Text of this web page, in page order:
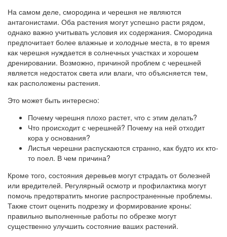
На самом деле, смородина и черешня не являются
антагонистами. Оба растения могут успешно расти рядом,
однако важно учитывать условия их содержания. Смородина
предпочитает более влажные и холодные места, в то время
как черешня нуждается в солнечных участках и хорошем
дренировании. Возможно, причиной проблем с черешней
является недостаток света или влаги, что объясняется тем,
как расположены растения.
Это может быть интересно:
Почему черешня плохо растет, что с этим делать?
Что происходит с черешней? Почему на ней отходит
кора у основания?
Листья черешни распускаются странно, как будто их кто-
то поел. В чем причина?
Кроме того, состояния деревьев могут страдать от болезней
или вредителей. Регулярный осмотр и профилактика могут
помочь предотвратить многие распространенные проблемы.
Также стоит оценить подрезку и формирование кроны:
правильно выполненные работы по обрезке могут
существенно улучшить состояние ваших растений.